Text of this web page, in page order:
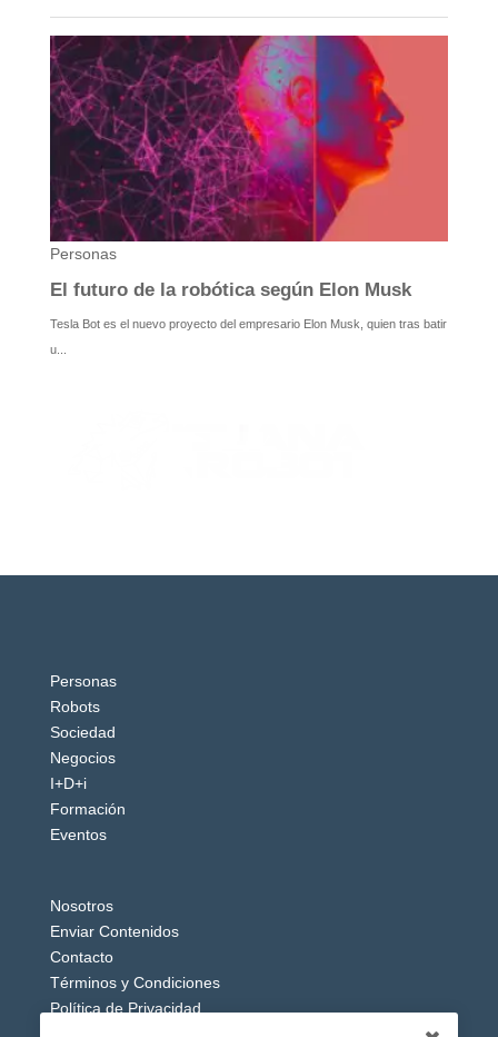
Personas
Robots
Sociedad
Negocios
I+D+i
Formación
Eventos
Nosotros
Enviar Contenidos
Contacto
Términos y Condiciones
Política de Privacidad